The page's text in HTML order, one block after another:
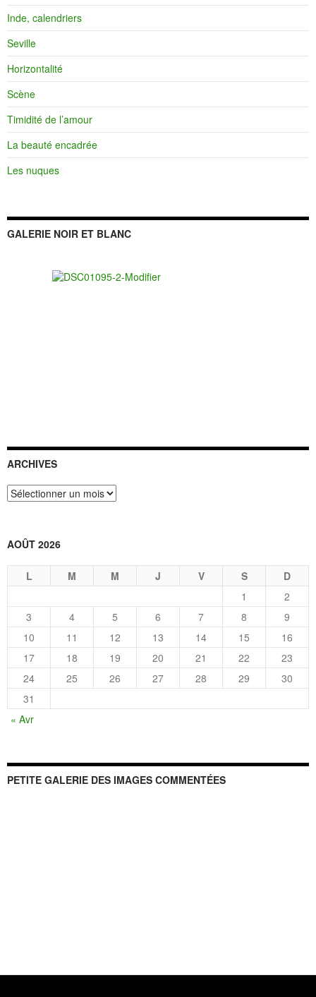
Inde, calendriers
Seville
Horizontalité
Scène
Timidité de l’amour
La beauté encadrée
Les nuques
GALERIE NOIR ET BLANC
ARCHIVES
Archives
AOÛT 2026
L M M J V S
D
1
2
3
4 5 6 7 8
9
10
11 12 13 14 15
16
17
18 19 20 21 22
23
24
25 26 27 28 29
30
31
« Avr
PETITE GALERIE DES IMAGES COMMENTÉES